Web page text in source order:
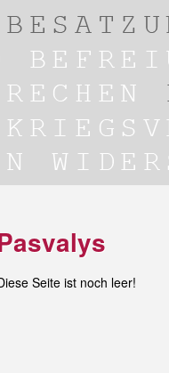
Seite ist noch leer!